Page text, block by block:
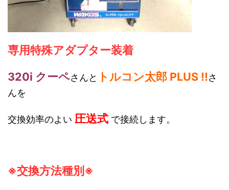
専用特殊アダプター装着
320i クーペさんと トルコン太郎 PLUS !!さ
んを
交換効率のよい 圧送式 で接続します。
※交換方法種別※